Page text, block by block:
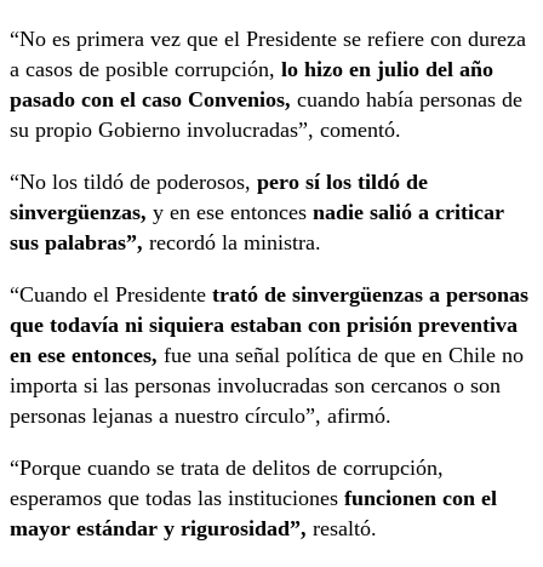
“No es primera vez que el Presidente se refiere con dureza
a casos de posible corrupción, lo hizo en julio del año
pasado con el caso Convenios, cuando había personas de
su propio Gobierno involucradas”, comentó.
“No los tildó de poderosos, pero sí los tildó de
sinvergüenzas, y en ese entonces nadie salió a criticar
sus palabras”, recordó la ministra.
“Cuando el Presidente trató de sinvergüenzas a personas
que todavía ni siquiera estaban con prisión preventiva
en ese entonces, fue una señal política de que en Chile no
importa si las personas involucradas son cercanos o son
personas lejanas a nuestro círculo”, afirmó.
“Porque cuando se trata de delitos de corrupción,
esperamos que todas las instituciones funcionen con el
mayor estándar y rigurosidad”, resaltó.